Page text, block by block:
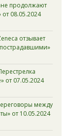
продолжают
08.05.2024
отзывает
от 07.05.2024
между
от 10.05.2024